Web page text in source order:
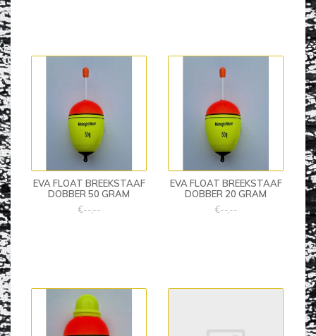
EVA FLOAT BREEKSTAAF
DOBBER 50 GRAM
€--,--
EVA FLOAT BREEKSTAAF
DOBBER 20 GRAM
€--,--